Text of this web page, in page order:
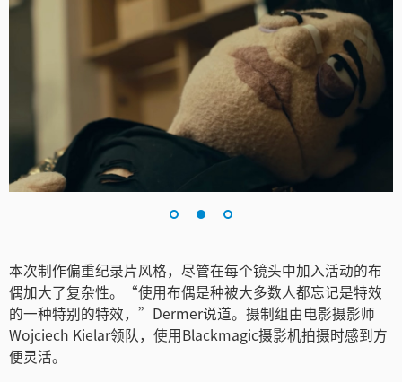
Spain
中华台北
Turkey
United Kingdom
United States
本次制作偏重纪录片风格，尽管在每个镜头中加入活动的布
偶加大了复杂性。“使用布偶是种被大多数人都忘记是特效
的一种特别的特效，”Dermer说道。摄制组由电影摄影师
Wojciech Kielar领队，使用Blackmagic摄影机拍摄时感到方
便灵活。